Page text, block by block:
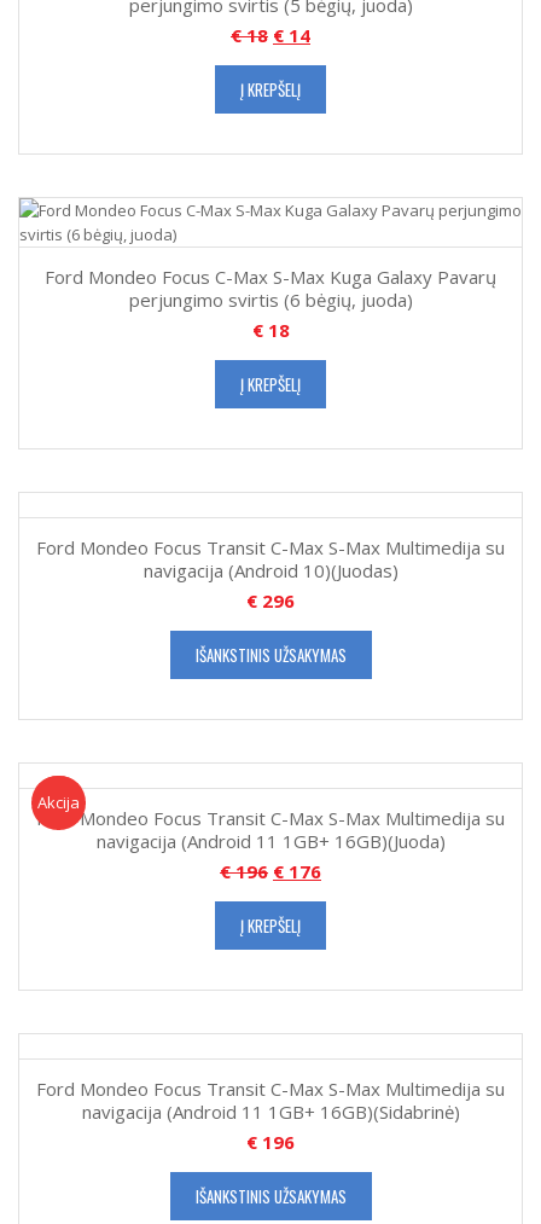
perjungimo svirtis (5 bėgių, juoda)
€18 € 14
Į KREPŠELĮ
Ford Mondeo Focus C-Max S-Max Kuga Galaxy Pavarų
perjungimo svirtis (6 bėgių, juoda)
€18
Į KREPŠELĮ
Ford Mondeo Focus Transit C-Max S-Max Multimedija su
navigacija (Android 10)(Juodas)
€ 296
IŠANKSTINIS UŽSAKYMAS
Akcija
Akcija!
Ford Mondeo Focus Transit C-Max S-Max Multimedija su
navigacija (Android 11 1GB+ 16GB)(Juoda)
€196 € 176
Į KREPŠELĮ
Ford Mondeo Focus Transit C-Max S-Max Multimedija su
navigacija (Android 11 1GB+ 16GB)(Sidabrinė)
€ 196
IŠANKSTINIS UŽSAKYMAS